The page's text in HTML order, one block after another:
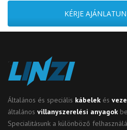
KÉRJE
Általános és speciális kábelek és
általános villanyszerelési anyagok
Specialitásunk a különböző